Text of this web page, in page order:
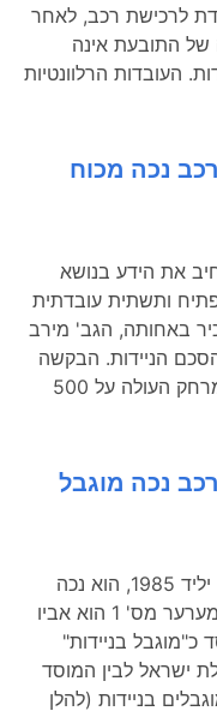
לרכישת רכב, לאחר
התובעת אינה
העובדות הרלוונטיות
נכה מכוח
את הידע בנושא
ותשתית עובדתית
באחותה, הגב' מירב
הניידות. הבקשה
נדחתה מן הטעם שמירב מתגוררת במרחק העולה על 500
נכה מוגבל
השופט שמואל צור 1. המערער מס' 2, יליד 1985, הוא נכה
הסובל מנכות כללית (להלן - הנכה) והמערער מס' 1 הוא אביו
כ"מוגבל בניידות"
1.6.1977 בין ממשלת ישראל לבין המוסד
בניידות (להלן